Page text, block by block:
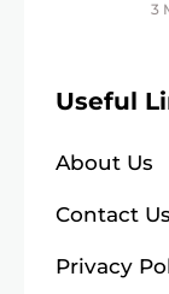
3
Useful
About Us
Contact Us
Privacy